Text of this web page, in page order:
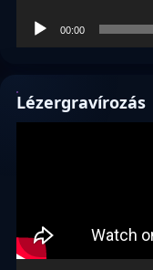
00:00
Lézergravírozás